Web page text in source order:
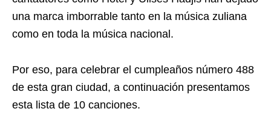
una marca imborrable tanto en la música zuliana
como en toda la música nacional.
Por eso, para celebrar el cumpleaños número 488
de esta gran ciudad, a continuación presentamos
esta lista de 10 canciones.